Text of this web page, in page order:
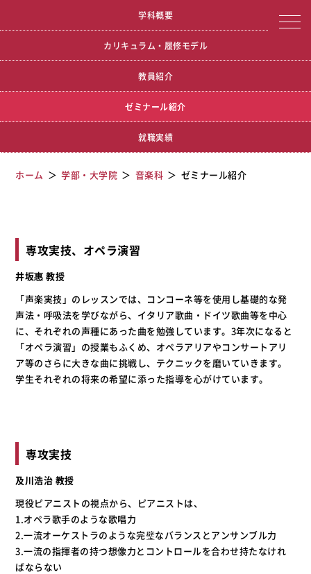
学科概要
カリキュラム・履修モデル
教員紹介
ゼミナール紹介
就職実績
ホーム 学部・大学院 音楽科 ゼミナール紹介
専攻実技、オペラ演習
井坂惠 教授
「声楽実技」のレッスンでは、コンコーネ等を使用し基礎的な発
声法・呼吸法を学びながら、イタリア歌曲・ドイツ歌曲等を中心
に、それぞれの声種にあった曲を勉強しています。3年次になると
「オペラ演習」の授業もふくめ、オペラアリアやコンサートアリ
ア等のさらに大きな曲に挑戦し、テクニックを磨いていきます。
学生それぞれの将来の希望に添った指導を心がけています。
専攻実技
及川浩治 教授
現役ピアニストの視点から、ピアニストは、
1.オペラ歌手のような歌唱力
2.一流オーケストラのような完璧なバランスとアンサンブル力
3.一流の指揮者の持つ想像力とコントロールを合わせ持たなけれ
ばならない